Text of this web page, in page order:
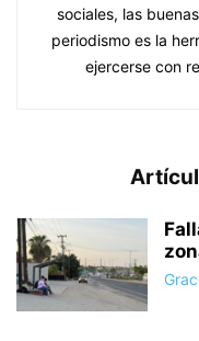
sociales, las
periodismo es la
ejercerse con